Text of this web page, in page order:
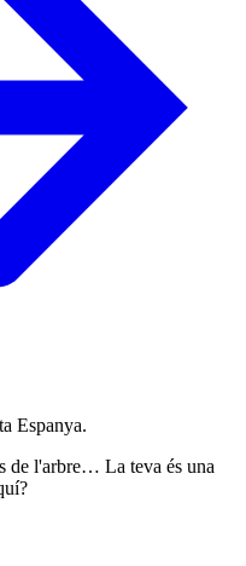
Espanya.
de l'arbre… La teva és una